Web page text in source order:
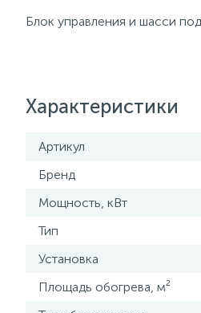
Блок управления и шасси
Характеристики
Артикул
Бренд
Мощность, кВт
Тип
Установка
Площадь обогрева, м²